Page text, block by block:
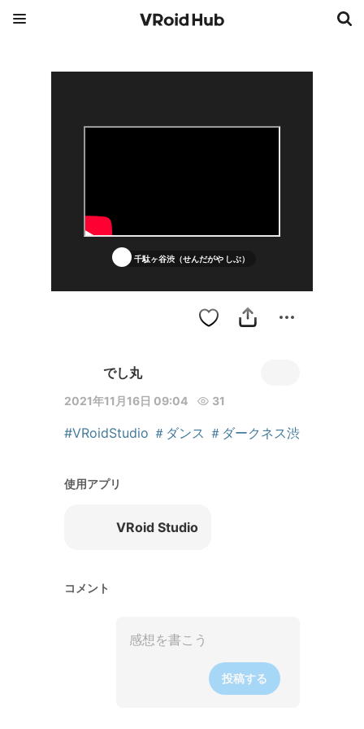
千駄ヶ谷渋（せんだがや しぶ）
でし丸
2021年11月16日 09:04 31
#VRoidStudio ＃ダンス ＃ダークネス渋
使用アプリ
VRoid Studio
コメント
投稿する